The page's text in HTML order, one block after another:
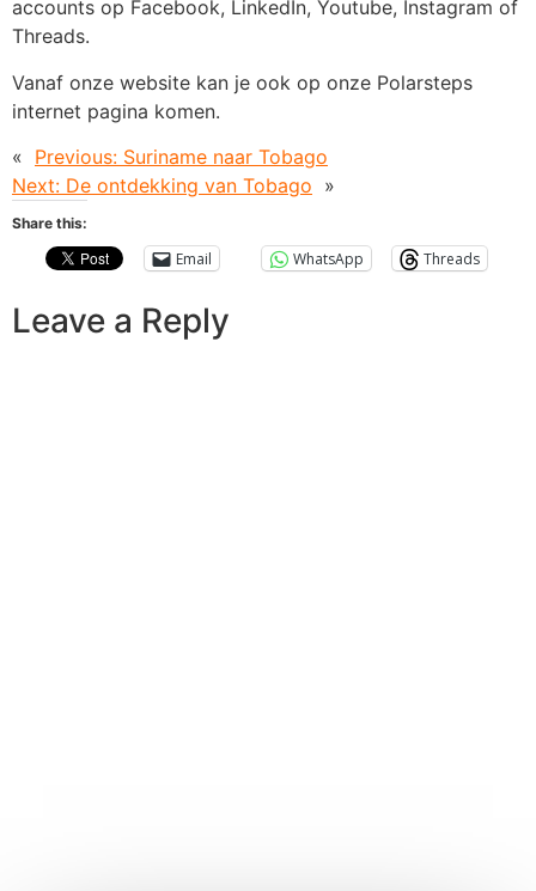
accounts op Facebook, LinkedIn, Youtube, Instagram of
Threads.
Vanaf onze website kan je ook op onze Polarsteps
internet pagina komen.
« Previous: Suriname naar Tobago
Next: De ontdekking van Tobago »
Share this:
Email WhatsApp Threads
Leave a Reply